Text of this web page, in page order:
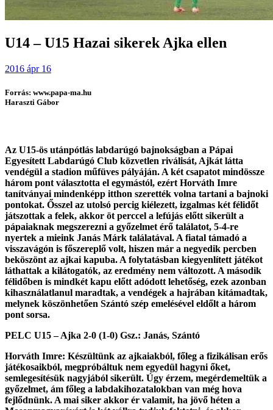
U14 – U15 Hazai sikerek Ajka ellen
2016 ápr 16
Forrás: www.papa-ma.hu
Haraszti Gábor
Az U15-ös utánpótlás labdarúgó bajnokságban a Pápai
Egyesített Labdarúgó Club közvetlen riválisát, Ajkát látta
vendégül a stadion műfüves pályáján. A két csapatot mindössze
három pont választotta el egymástól, ezért Horváth Imre
tanítványai mindenképp itthon szerették volna tartani a bajnoki
pontokat. Ősszel az utolsó percig kiélezett, izgalmas két félidőt
játszottak a felek, akkor öt perccel a lefújás előtt sikerült a
pápaiaknak megszerezni a győzelmet érő találatot, 5-4-re
nyertek a mieink Janás Márk találatával. A fiatal támadó a
visszavágón is főszereplő volt, hiszen már a negyedik percben
beköszönt az ajkai kapuba. A folytatásban kiegyenlített játékot
láthattak a kilátogatók, az eredmény nem változott. A második
félidőben is mindkét kapu előtt adódott lehetőség, ezek azonban
kihasználatlanul maradtak, a vendégek a hajrában kitámadtak,
melynek köszönhetően Szántó szép emelésével eldőlt a három
pont sorsa.
PELC U15 – Ajka 2-0 (1-0) Gsz.: Janás, Szántó
Horváth Imre: Készültünk az ajkaiakból, főleg a fizikálisan erős
játékosaikból, megpróbáltuk nem egyedül hagyni őket,
semlegesítésük nagyjából sikerült. Úgy érzem, megérdemeltük a
győzelmet, ám főleg a labdakihozatalokban van még hova
fejlődnünk. A mai siker akkor ér valamit, ha jövő héten a